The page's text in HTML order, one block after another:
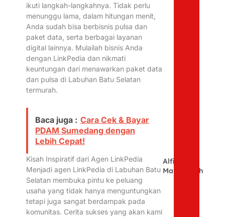
ikuti langkah-langkahnya. Tidak perlu
menunggu lama, dalam hitungan menit,
Anda sudah bisa berbisnis pulsa dan
paket data, serta berbagai layanan
digital lainnya. Mulailah bisnis Anda
dengan LinkPedia dan nikmati
keuntungan dari menawarkan paket data
dan pulsa di Labuhan Batu Selatan
termurah.
Baca juga : Cara Cek & Bayar
PDAM Sumedang dengan
Lebih Cepat!
Kisah Inspiratif dari Agen LinkPedia
Menjadi agen LinkPedia di Labuhan Batu
Selatan membuka pintu ke peluang
usaha yang tidak hanya menguntungkan
tetapi juga sangat berdampak pada
komunitas. Cerita sukses yang akan kami
Alfina
Mahfudhoh